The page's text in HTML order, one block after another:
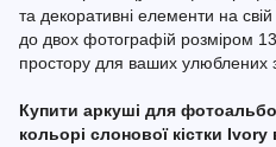
та декоративні елементи на
до двох фотографій розміром
простору для ваших улюблених
Купити аркуші для
кольорі слонової кістки Ivory